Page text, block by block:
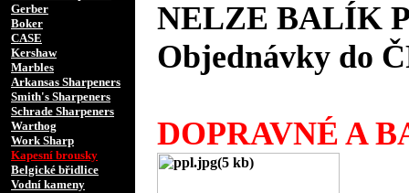
Gerber
Boker
CASE
Kershaw
Marbles
Arkansas Sharpeners
Smith's Sharpeners
Schrade Sharpeners
Warthog
Work Sharp
Kapesní brousky
Belgické břidlice
Vodní kameny
NELZE BALÍK
Objednávky do
DOPRAVNÉ A